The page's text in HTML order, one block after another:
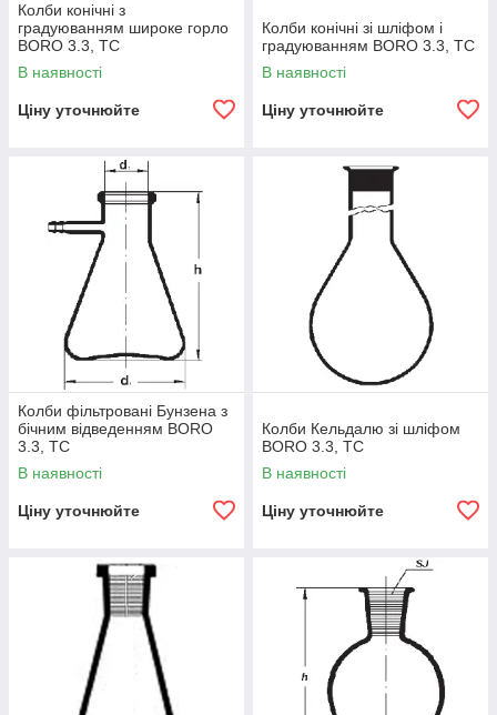
Колби конічні з
градуюванням широке горло
BORO 3.3, TC
В наявності
Ціну уточнюйте
Колби конічні зі шліфом і
градуюванням BORO 3.3, TC
В наявності
Ціну уточнюйте
Колби фільтровані Бунзена з
бічним відведенням BORO
3.3, TC
В наявності
Ціну уточнюйте
Колби Кельдалю зі шліфом
BORO 3.3, TC
В наявності
Ціну уточнюйте